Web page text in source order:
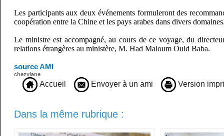
Les participants aux deux événements formuleront des
coopération entre la Chine et les pays arabes dans divers
Le ministre est accompagné, au cours de ce voyage, du
relations étrangères au ministère, M. Had Maloum Ould Baba.
source AMI
chezvlane
Accueil Envoyer à un ami Version
Dans la même rubrique :